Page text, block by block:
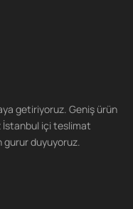
getiriyoruz. Geniş ürün
İstanbul içi teslimat
duyuyoruz.